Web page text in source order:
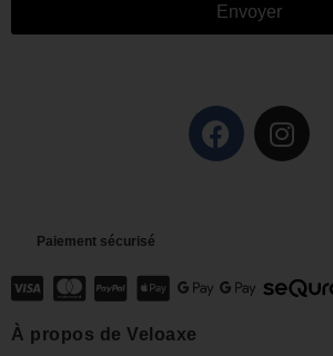
Envoyer
Paiement sécurisé
À propos de Veloaxe